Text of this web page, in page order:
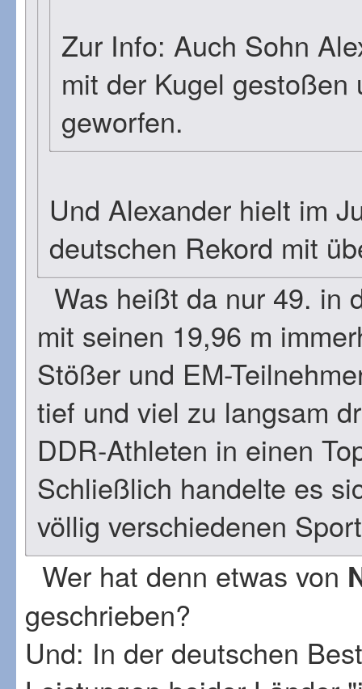
Zur Info: Auch Sohn
mit der Kugel
geworfen.
Und Alexander hielt im
deutschen Rekord mit
Was heißt da nur 49. in
mit seinen 19,96 m
Stößer und EM-
tief und viel zu langsam
DDR-Athleten in einen
Schließlich handelte es
völlig verschiedenen
Wer hat denn etwas von
geschrieben?
Und: In der deutschen